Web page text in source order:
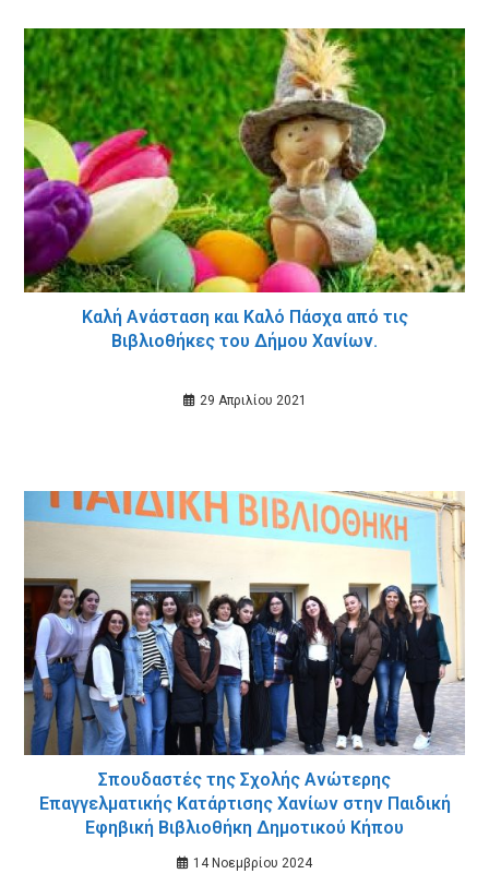
Καλή Ανάσταση και Καλό Πάσχα από τις
Βιβλιοθήκες του Δήμου Χανίων.
29 Απριλίου 2021
Σπουδαστές της Σχολής Ανώτερης
Επαγγελματικής Κατάρτισης Χανίων στην Παιδική
Εφηβική Βιβλιοθήκη Δημοτικού Κήπου
14 Νοεμβρίου 2024